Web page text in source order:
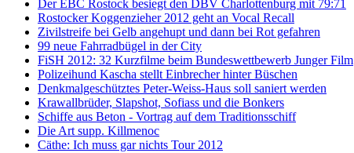
Der EBC Rostock besiegt den DBV Charlottenburg mit 79:71
Rostocker Koggenzieher 2012 geht an Vocal Recall
Zivilstreife bei Gelb angehupt und dann bei Rot gefahren
99 neue Fahrradbügel in der City
FiSH 2012: 32 Kurzfilme beim Bundeswettbewerb Junger Film
Polizeihund Kascha stellt Einbrecher hinter Büschen
Denkmalgeschütztes Peter-Weiss-Haus soll saniert werden
Krawallbrüder, Slapshot, Sofiass und die Bonkers
Schiffe aus Beton - Vortrag auf dem Traditionsschiff
Die Art supp. Killmenoc
Cäthe: Ich muss gar nichts Tour 2012